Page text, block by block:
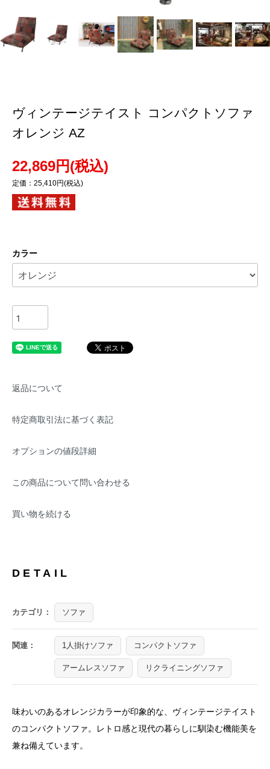
ヴィンテージテイスト コンパクトソファ
オレンジ AZ
22,869円(税込)
定価：25,410円(税込)
カラー
返品について
特定商取引法に基づく表記
オプションの値段詳細
この商品について問い合わせる
買い物を続ける
DETAIL
カテゴリ： ソファ
関連： 1人掛けソファ コンパクトソファ
アームレスソファ リクライニングソファ
味わいのあるオレンジカラーが印象的な、ヴィンテージテイスト
のコンパクトソファ。レトロ感と現代の暮らしに馴染む機能美を
兼ね備えています。